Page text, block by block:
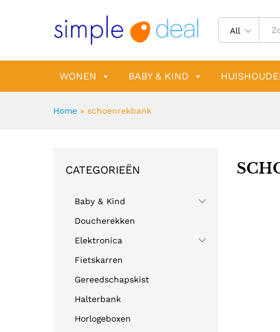
All
WONEN BABY & KIND
Home » schoenrekbank
CATEGORIEËN
Baby & Kind
Doucherekken
Elektronica
Fietskarren
Gereedschapskist
Halterbank
Horlogeboxen